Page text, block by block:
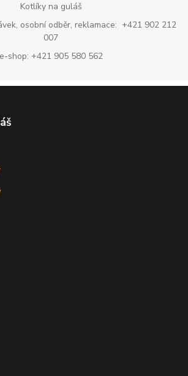
Kotlíky na guláš
osobní odběr, reklamace: +421 902 212
007
e-shop: +421 905 580 562